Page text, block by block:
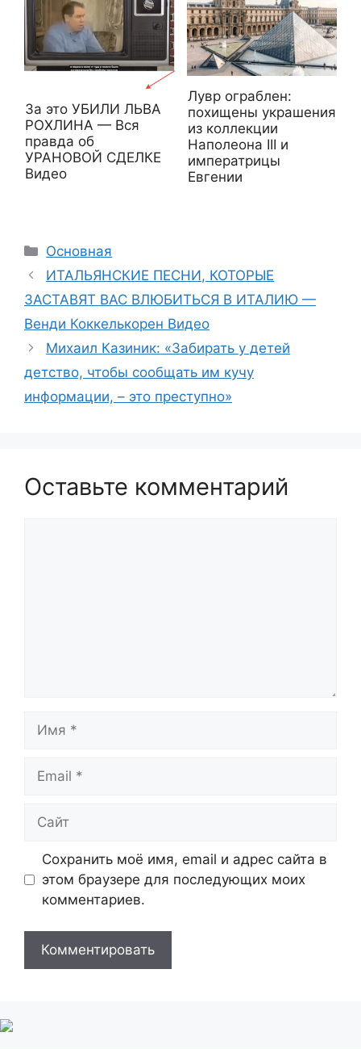
За это УБИЛИ ЛЬВА
РОХЛИНА — Вся
правда об
УРАНОВОЙ СДЕЛКЕ
Видео
Лувр ограблен:
похищены украшения
из коллекции
Наполеона III и
императрицы
Евгении
Рубрики
Основная
ИТАЛЬЯНСКИЕ ПЕСНИ, КОТОРЫЕ
ЗАСТАВЯТ ВАС ВЛЮБИТЬСЯ В ИТАЛИЮ —
Венди Коккелькорен Видео
Михаил Казиник: «Забирать у детей
детство, чтобы сообщать им кучу
информации, – это преступно»
Оставьте комментарий
Имя
Email
Сайт
Сохранить моё имя, email и адрес сайта в
этом браузере для последующих моих
комментариев.